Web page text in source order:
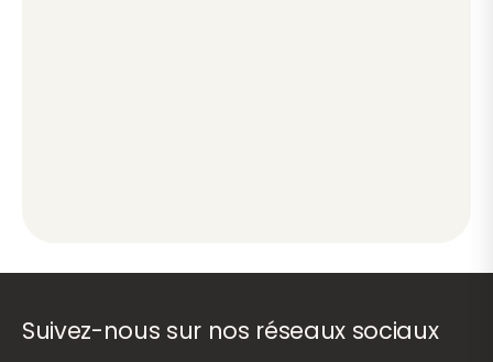
Suivez-nous sur nos réseaux sociaux